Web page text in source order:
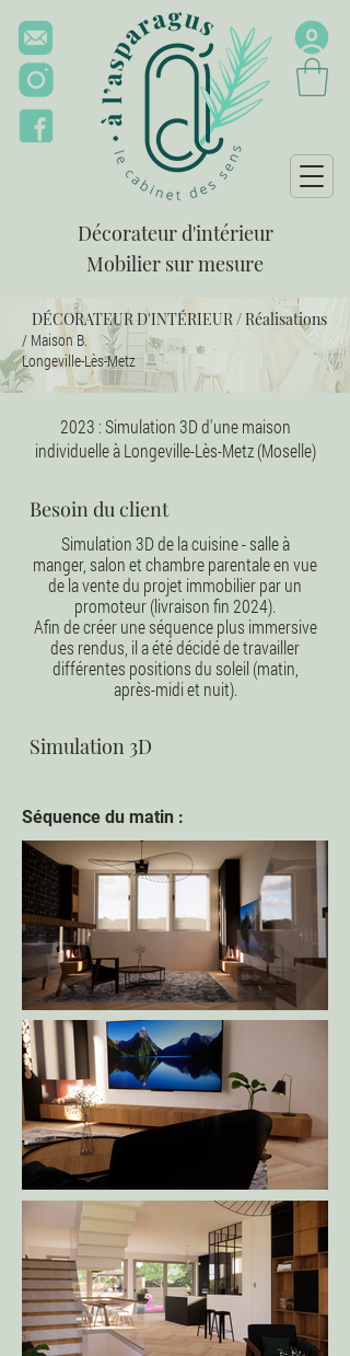
Décorateur d'intérieur
Mobilier sur mesure
DÉCORATEUR D'INTÉRIEUR / Réalisations
/ Maison B.
Longeville-Lès-Metz
2023 : Simulation 3D d'une maison
individuelle à Longeville-Lès-Metz (Moselle)
Besoin du client
Simulation 3D de la cuisine - salle à
manger, salon et chambre parentale en vue
de la vente du projet immobilier par un
promoteur (livraison fin 2024).
Afin de créer une séquence plus immersive
des rendus, il a été décidé de travailler
différentes positions du soleil (matin,
après-midi et nuit).
Simulation 3D
Séquence du matin :